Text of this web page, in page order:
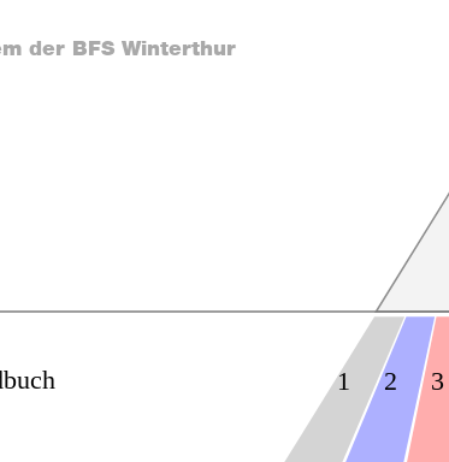
der BFS Winterthur
1 2 3